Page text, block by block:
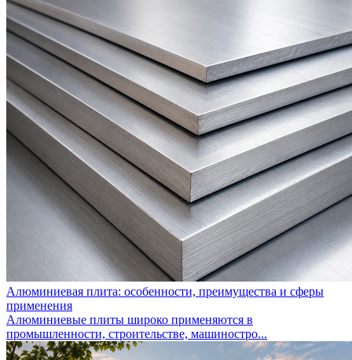
Алюминиевая плита: особенности, преимущества и сферы
применения
Алюминиевые плиты широко применяются в
промышленности, строительстве, машиностро...